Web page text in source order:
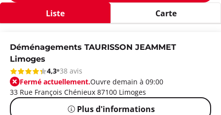
Liste Carte
Déménagements TAURISSON JEAMMET
Limoges
4,3 38 avis
Fermé actuellement.Ouvre demain à 09:00
33 Rue François Chénieux 87100 Limoges
Plus d'informations